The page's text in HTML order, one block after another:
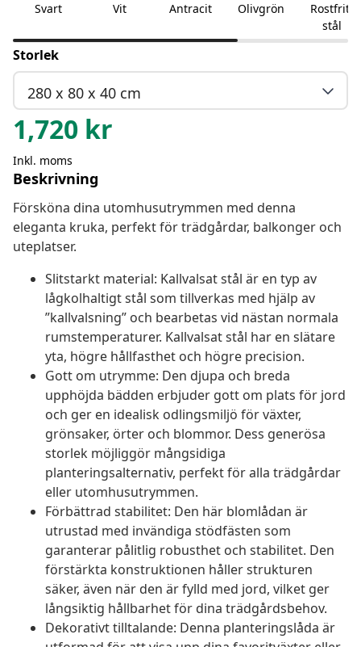
Svart Vit Antracit Olivgrön
Rostfritt
stål
Storlek
280 x 80 x 40 cm
1,720 kr
Inkl. moms
Beskrivning
Försköna dina utomhusutrymmen med denna
eleganta kruka, perfekt för trädgårdar, balkonger och
uteplatser.
Slitstarkt material: Kallvalsat stål är en typ av
lågkolhaltigt stål som tillverkas med hjälp av
”kallvalsning” och bearbetas vid nästan normala
rumstemperaturer. Kallvalsat stål har en slätare
yta, högre hållfasthet och högre precision.
Gott om utrymme: Den djupa och breda
upphöjda bädden erbjuder gott om plats för jord
och ger en idealisk odlingsmiljö för växter,
grönsaker, örter och blommor. Dess generösa
storlek möjliggör mångsidiga
planteringsalternativ, perfekt för alla trädgårdar
eller utomhusutrymmen.
Förbättrad stabilitet: Den här blomlådan är
utrustad med invändiga stödfästen som
garanterar pålitlig robusthet och stabilitet. Den
förstärkta konstruktionen håller strukturen
säker, även när den är fylld med jord, vilket ger
långsiktig hållbarhet för dina trädgårdsbehov.
Dekorativt tilltalande: Denna planteringslåda är